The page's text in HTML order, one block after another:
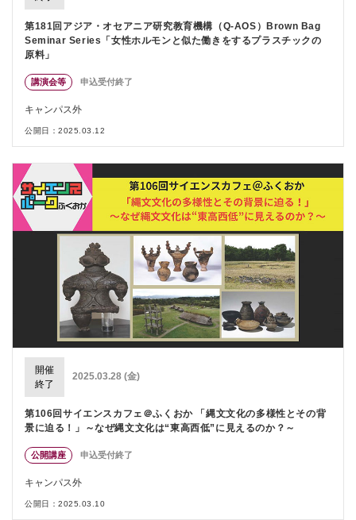
第181回アジア・オセアニア研究教育機構（Q-AOS）Brown Bag
Seminar Series「女性ホルモンと似た働きをするプラスチックの
原料」
講演会等 申込受付終了
キャンパス外
公開日：2025.03.12
開催
終了
2025.03.28 (金)
第106回サイエンスカフェ＠ふくおか 「縄文文化の多様性とその背
景に迫る！」～なぜ縄文文化は“東高西低”に見えるのか？～
公開講座 申込受付終了
キャンパス外
公開日：2025.03.10